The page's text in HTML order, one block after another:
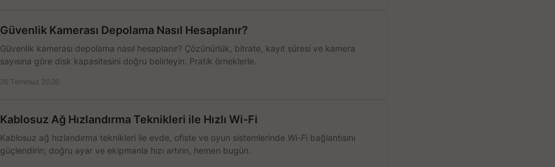
Güvenlik Kamerası Depolama Nasıl Hesaplanır?
Güvenlik kamerası depolama nasıl hesaplanır? Çözünürlük, bitrate, kayıt süresi ve kamera
sayısına göre disk kapasitesini doğru belirleyin. Pratik örneklerle.
26 Temmuz 2026
Kablosuz Ağ Hızlandırma Teknikleri ile Hızlı Wi-Fi
Kablosuz ağ hızlandırma teknikleri ile evde, ofiste ve oyun sistemlerinde Wi-Fi bağlantısını
güçlendirin; doğru ayar ve ekipmanla hızı artırın, hemen bugün.